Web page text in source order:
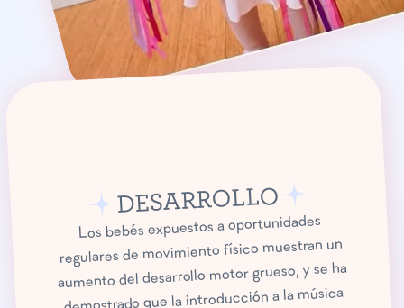
DESARROLLO
Los bebés expuestos a oportunidades
regulares de movimiento físico muestran un
aumento del desarrollo motor grueso, y se ha
demostrado que la introducción a la música